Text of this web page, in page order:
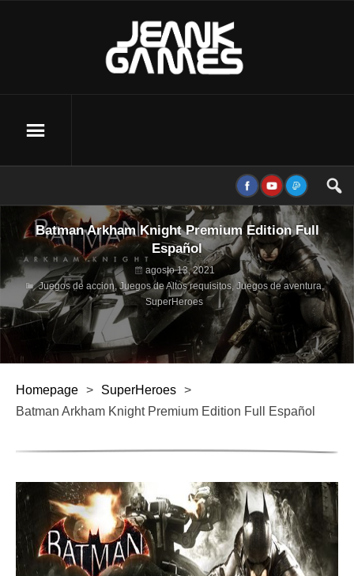
Batman Arkham Knight Premium Edition Full
Español
agosto 13, 2021
Juegos de accion,Juegos de Altos requisitos, Juegos de aventura,
SuperHeroes
Homepage > SuperHeroes >
Batman Arkham Knight Premium Edition Full Español